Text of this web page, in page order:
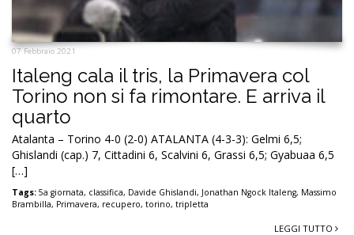
07 Febbraio 2021
Italeng cala il tris, la Primavera col
Torino non si fa rimontare. E arriva il
quarto
Atalanta – Torino 4-0 (2-0) ATALANTA (4-3-3): Gelmi 6,5;
Ghislandi (cap.) 7, Cittadini 6, Scalvini 6, Grassi 6,5; Gyabuaa 6,5
[…]
Tags: 5a giornata, classifica, Davide Ghislandi, Jonathan Ngock Italeng, Massimo
Brambilla, Primavera, recupero, torino, tripletta
LEGGI TUTTO